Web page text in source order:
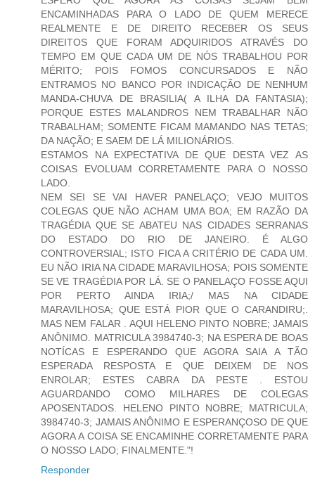
ENCAMINHADAS PARA O LADO DE QUEM MERECE
REALMENTE E DE DIREITO RECEBER OS SEUS
DIREITOS QUE FORAM ADQUIRIDOS ATRAVÉS DO
TEMPO EM QUE CADA UM DE NÓS TRABALHOU POR
MÉRITO; POIS FOMOS CONCURSADOS E NÃO
ENTRAMOS NO BANCO POR INDICAÇÃO DE NENHUM
MANDA-CHUVA DE BRASILIA( A ILHA DA FANTASIA);
PORQUE ESTES MALANDROS NEM TRABALHAR NÃO
TRABALHAM; SOMENTE FICAM MAMANDO NAS TETAS;
DA NAÇÃO; E SAEM DE LÁ MILIONÁRIOS.
ESTAMOS NA EXPECTATIVA DE QUE DESTA VEZ AS
COISAS EVOLUAM CORRETAMENTE PARA O NOSSO
LADO.
NEM SEI SE VAI HAVER PANELAÇO; VEJO MUITOS
COLEGAS QUE NÃO ACHAM UMA BOA; EM RAZÃO DA
TRAGÉDIA QUE SE ABATEU NAS CIDADES SERRANAS
DO ESTADO DO RIO DE JANEIRO. É ALGO
CONTROVERSIAL; ISTO FICA A CRITÉRIO DE CADA UM.
EU NÃO IRIA NA CIDADE MARAVILHOSA; POIS SOMENTE
SE VE TRAGÉDIA POR LÁ. SE O PANELAÇO FOSSE AQUI
POR PERTO AINDA IRIA;/ MAS NA CIDADE
MARAVILHOSA; QUE ESTÁ PIOR QUE O CARANDIRU;.
MAS NEM FALAR . AQUI HELENO PINTO NOBRE; JAMAIS
ANÔNIMO. MATRICULA 3984740-3; NA ESPERA DE BOAS
NOTÍCAS E ESPERANDO QUE AGORA SAIA A TÃO
ESPERADA RESPOSTA E QUE DEIXEM DE NOS
ENROLAR; ESTES CABRA DA PESTE . ESTOU
AGUARDANDO COMO MILHARES DE COLEGAS
APOSENTADOS. HELENO PINTO NOBRE; MATRICULA;
3984740-3; JAMAIS ANÔNIMO E ESPERANÇOSO DE QUE
AGORA A COISA SE ENCAMINHE CORRETAMENTE PARA
O NOSSO LADO; FINALMENTE."!
Responder